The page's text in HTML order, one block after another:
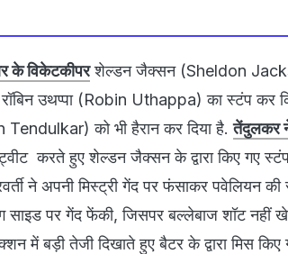
विकेटकीपरशेल्डन जैक्सन (Sheldon
उथप्पा (Robin Uthappa) का स्टंप कर
को भी हैरान कर दिया है.तेंदुलकर
करते हुए शेल्डन जैक्सन के द्वारा किए गए
ने अपनी मिस्ट्री गेंद पर फंसाकर पवेलियन की
साइड पर गेंद फेंकी, जिसपर बल्लेबाज शॉट नहीं
में बड़ी तेजी दिखाते हुए बैटर के द्वारा मिस